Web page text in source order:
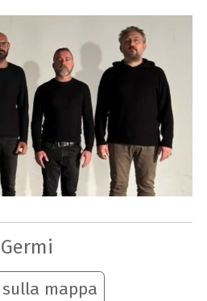
Germi
sulla mappa